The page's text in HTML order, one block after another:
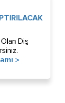
Diş
>